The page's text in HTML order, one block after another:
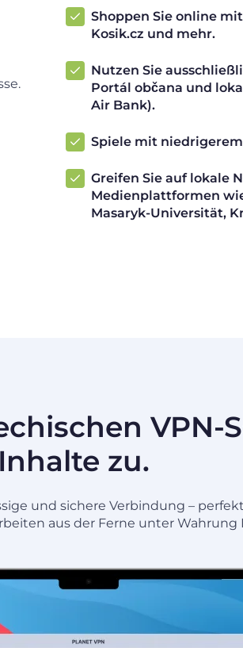
Shoppen Sie online
Kosik.cz und mehr.
Nutzen Sie
Portál občana und
Air Bank).
Spiele mit
Greifen Sie auf lokale
Medienplattformen
Masaryk-Universität,
VPN-
Inhalte zu.
und sichere Verbindung –
aus der Ferne unter Wahrung